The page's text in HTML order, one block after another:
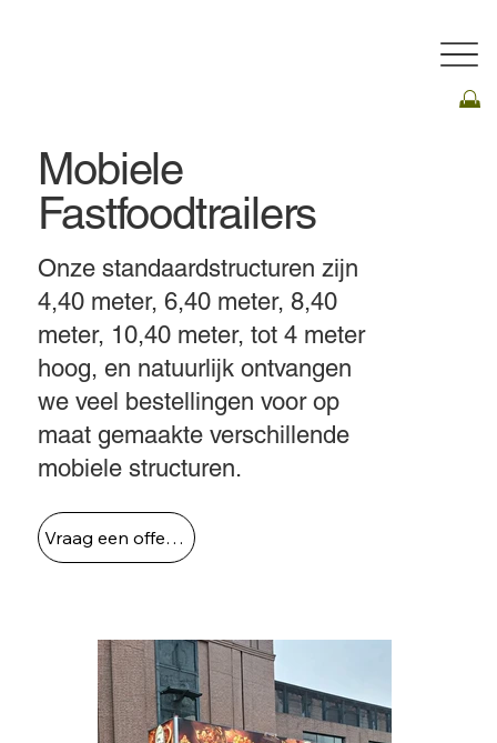
Onze standaardstructuren zijn
4,40 meter, 6,40 meter, 8,40
meter, 10,40 meter, tot 4 meter
hoog, en natuurlijk ontvangen
we veel bestellingen voor op
maat gemaakte verschillende
mobiele structuren.
Mobiele
Fastfoodtrailers
Vraag een offerte aan